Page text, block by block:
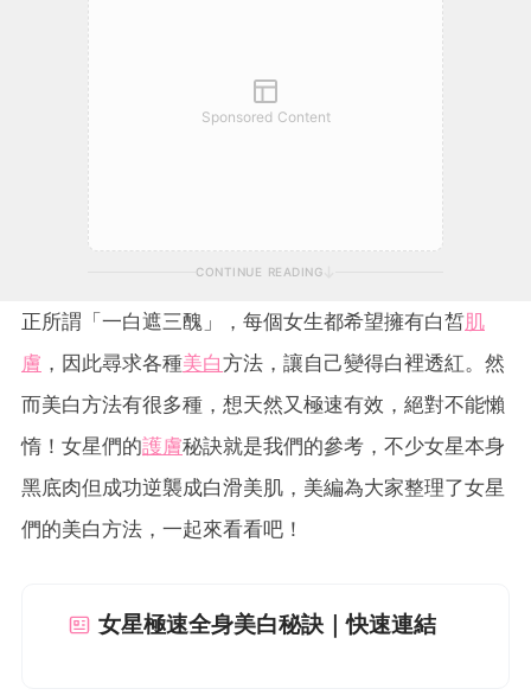
Sponsored Content
CONTINUE READING
正所謂「一白遮三醜」，每個女生都希望擁有白皙肌
膚 ，因此尋求各種美白方法，讓自己變得白裡透紅。然
而美白方法有很多種，想天然又極速有效，絕對不能懶
惰！女星們的護膚秘訣就是我們的參考，不少女星本身
黑底肉但成功逆襲成白滑美肌，美編為大家整理了女星
們的美白方法，一起來看看吧！
女星極速全身美白秘訣｜快速連結